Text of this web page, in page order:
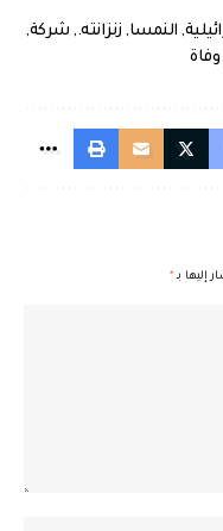
, النمسا, زنزانته., شركة,
وفاة
إليها بـ *